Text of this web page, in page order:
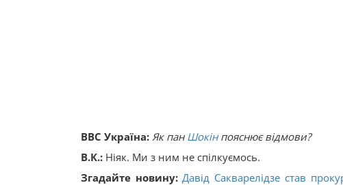
ВВС Україна: Як пан Шокін пояснює відмови?
В.К.: Ніяк. Ми з ним не спілкуємось.
Згадайте новину:Давід Сакварелідзе став